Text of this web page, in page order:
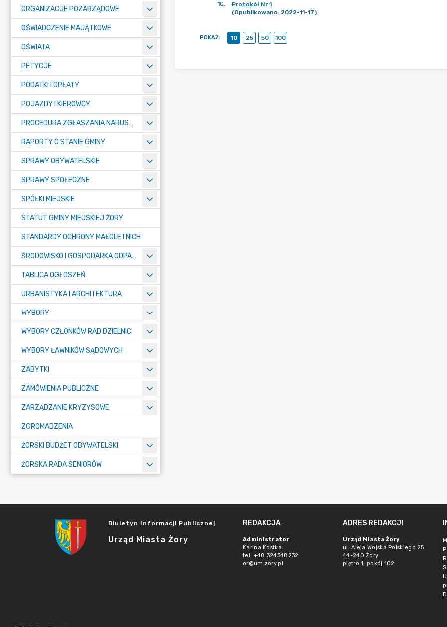
ORGANIZACJE POZARZĄDOWE
OŚWIADCZENIE MAJĄTKOWE
OŚWIATA
PETYCJE
PODATKI I OPŁATY
POJAZDY I KIEROWCY
PROCEDURA ZGŁASZANIA NARUSZEŃ PRAWA
RAPORTY O STANIE GMINY
SPRAWY OBYWATELSKIE
SPRAWY SPOŁECZNE
SPÓŁKI MIEJSKIE
STATUT GMINY MIEJSKIEJ ŻORY
STANDARDY OCHRONY MAŁOLETNICH
ŚRODOWISKO I GOSPODARKA ODPADAMI
TABLICA OGŁOSZEŃ
URBANISTYKA I ARCHITEKTURA
WYBORY
WYBORY CZŁONKÓW RAD DZIELNIC
WYBORY ŁAWNIKÓW SĄDOWYCH
ZABYTKI
ZAMÓWIENIA PUBLICZNE
ZARZĄDZANIE KRYZYSOWE
ZGROMADZENIA
ŻORSKI BUDŻET OBYWATELSKI
ŻORSKA RADA SENIORÓW
10.
Protokół Nr 1
(Opublikowano: 2022-11-17)
POKAŻ: 10 25 50 100
Biuletyn Informacji Publicznej
Urząd Miasta Żory
REDAKCJA
Administrator
Karina Kostka
tel. +48 324348232
or@um.zory.pl
ADRES REDAKCJI
Urząd Miasta Żory
ul. Aleja Wojska Polskiego 25
44-240 Żory
piętro 1, pokój 102